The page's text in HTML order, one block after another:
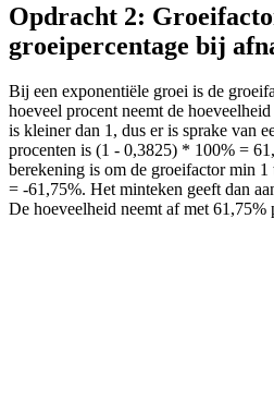
Opdracht 2:
groeipercentage bij
Bij een exponentiële groei is de
hoeveel procent neemt de
is kleiner dan 1, dus er is sprake van
procenten is (1 - 0,3825) * 100% =
berekening is om de groeifactor min
= -61,75%. Het minteken geeft dan
De hoeveelheid neemt af met 61,75%